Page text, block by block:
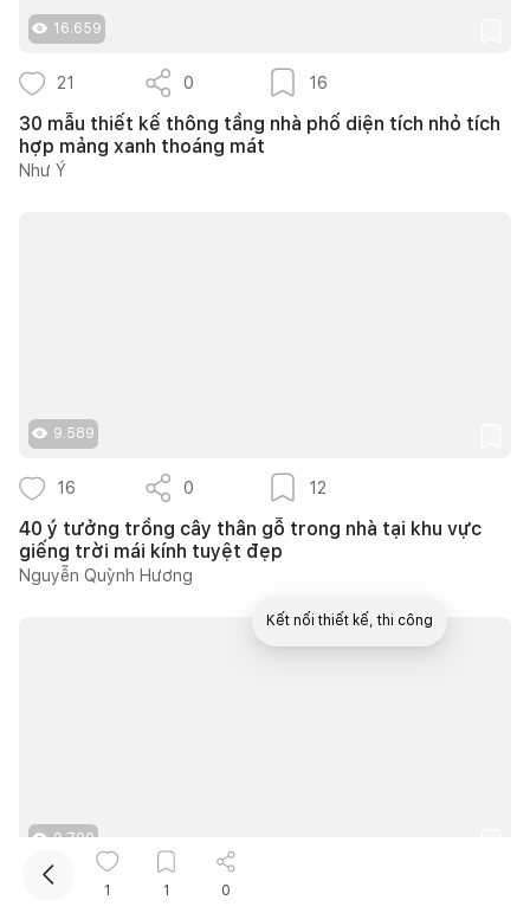
16.659
21 0 16
30 mẫu thiết kế thông tầng nhà phố diện tích nhỏ tích
hợp mảng xanh thoáng mát
Như Ý
9.589
16 0 12
40 ý tưởng trồng cây thân gỗ trong nhà tại khu vực
giếng trời mái kính tuyệt đẹp
Nguyễn Quỳnh Hương
9.790
1 1 0
Kết nối thiết kế, thi công